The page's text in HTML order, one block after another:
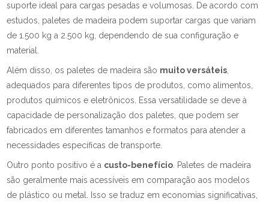
suporte ideal para cargas pesadas e volumosas. De acordo com
estudos, paletes de madeira podem suportar cargas que variam
de 1.500 kg a 2.500 kg, dependendo de sua configuração e
material.
Além disso, os paletes de madeira são muito versáteis
adequados para diferentes tipos de produtos, como alimentos,
produtos químicos e eletrônicos. Essa versatilidade se deve à
capacidade de personalização dos paletes, que podem ser
fabricados em diferentes tamanhos e formatos para atender a
necessidades específicas de transporte.
Outro ponto positivo é a custo-benefício . Paletes de madeira
são geralmente mais acessíveis em comparação aos modelos
de plástico ou metal. Isso se traduz em economias significativas,